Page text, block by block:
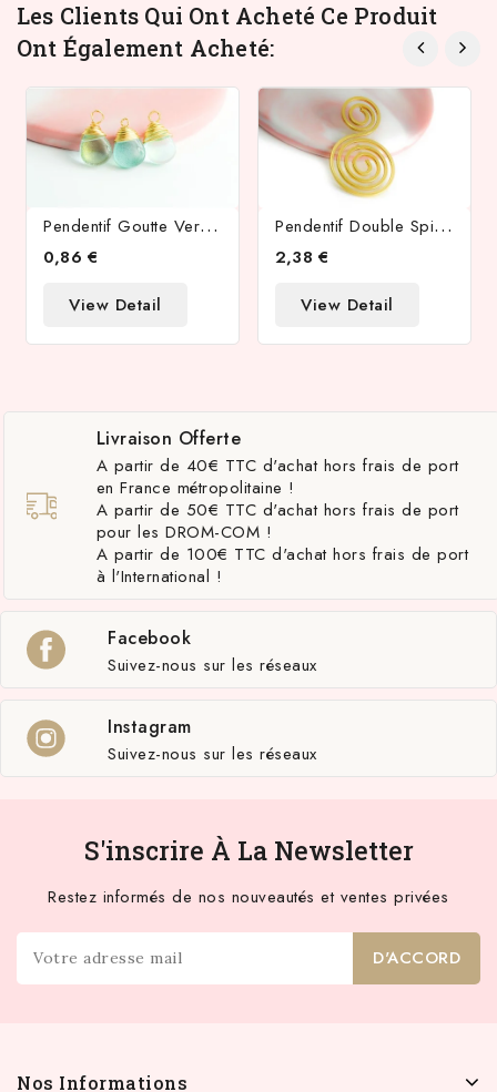
Les Clients Qui Ont Acheté Ce Produit
Ont Également Acheté:
P
Endentif Goutte Verre 18x10mm Ton Vert
0,86 €
View Detail
P
Endentif Double Spirale Acier Inoxydable Plaqué Or 18k
2,38 €
View Detail
Livraison Offerte
A partir de 40€ TTC d'achat hors frais de port
en France métropolitaine !
A partir de 50€ TTC d'achat hors frais de port
pour les DROM-COM !
A partir de 100€ TTC d'achat hors frais de port
à l'International !
Facebook
Suivez-nous sur les réseaux
Instagram
Suivez-nous sur les réseaux
S'inscrire À La Newsletter
Restez informés de nos nouveautés et ventes privées
Nos Informations